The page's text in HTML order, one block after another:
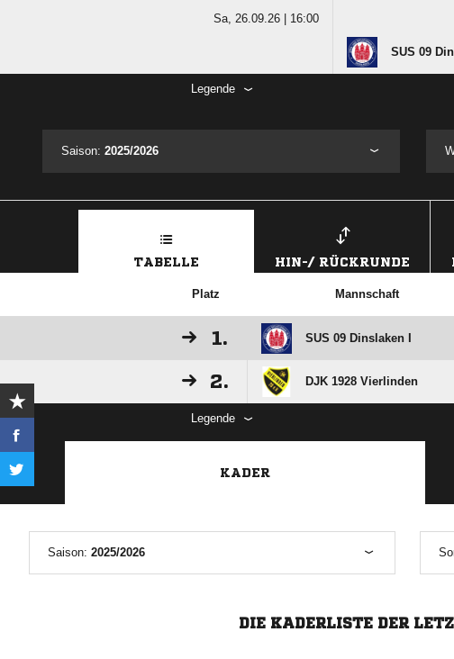
Sa, 26.09.26 | 16:00
SUS 09
Legende
Saison: 2025/2026
TABELLE HIN-/ RÜCKRUNDE
Platz Mannschaft
1. SUS 09 Dinslaken I
2. DJK 1928 Vierlinden
Legende
KADER
Saison: 2025/2026
DIE KADERLISTE DER